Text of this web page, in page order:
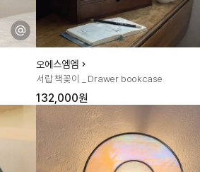
오에스엠엠
서랍 책꽂이 _ Drawer bookcase
132,000원